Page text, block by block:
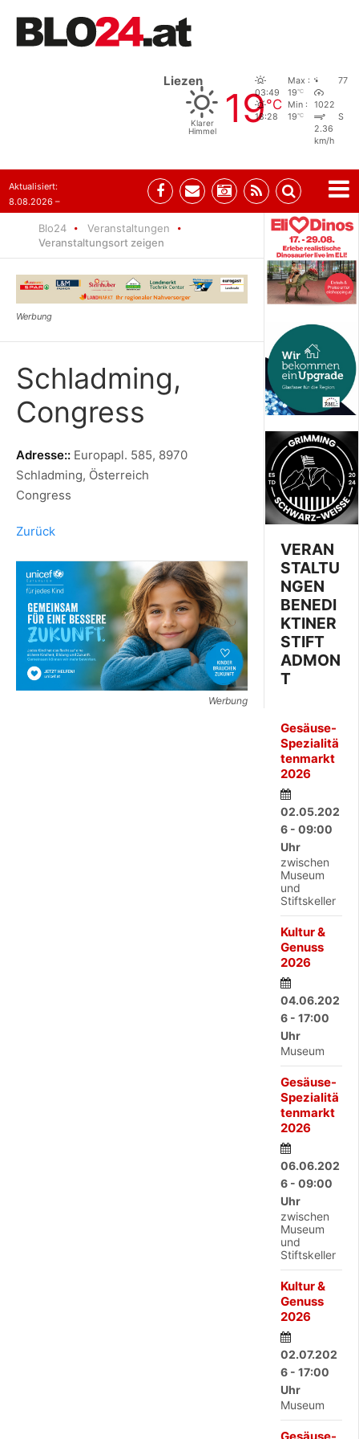
Liezen
Klarer
Himmel
19°C
03:49
18:28
Max :
19°C
Min :
19°C
77
1022
S
2.36
km/h
Aktualisiert:
8.08.2026 –
Blo24
Veranstaltungen
Veranstaltungsort zeigen
Schladming,
Congress
Adresse:: Europapl. 585, 8970
Schladming, Österreich
Congress
Zurück
Werbung
VERAN
STALTU
NGEN
BENEDI
KTINER
STIFT
ADMON
T
Gesäuse-
Spezialitä
tenmarkt
2026
02.05.202
6 - 09:00
Uhr
zwischen
Museum
und
Stiftskeller
Kultur &
Genuss
2026
04.06.202
6 - 17:00
Uhr
Museum
Gesäuse-
Spezialitä
tenmarkt
2026
06.06.202
6 - 09:00
Uhr
zwischen
Museum
und
Stiftskeller
Kultur &
Genuss
2026
02.07.202
6 - 17:00
Uhr
Museum